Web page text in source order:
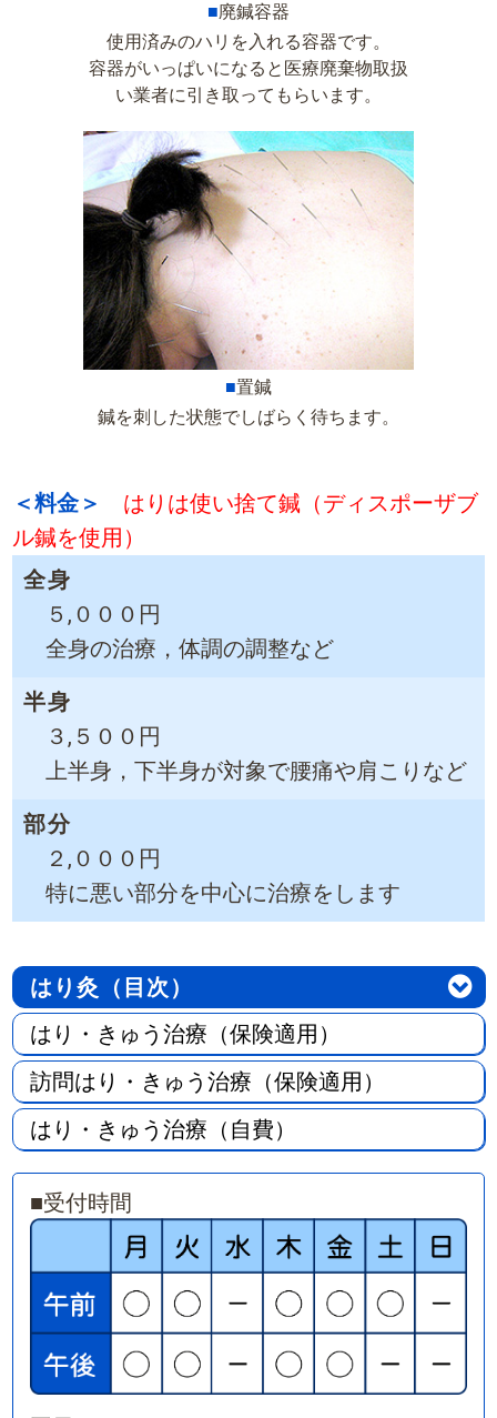
■廃鍼容器
使用済みのハリを入れる容器です。
容器がいっぱいになると医療廃棄物取扱
い業者に引き取ってもらいます。
■置鍼
鍼を刺した状態でしばらく待ちます。
＜料金＞ はりは使い捨て鍼（ディスポーザブ
ル鍼を使用）
全身
５,０００円
全身の治療，体調の調整など
半身
３,５００円
上半身，下半身が対象で腰痛や肩こりなど
部分
２,０００円
特に悪い部分を中心に治療をします
はり灸（目次）
はり・きゅう治療（保険適用）
訪問はり・きゅう治療（保険適用）
はり・きゅう治療（自費）
■受付時間